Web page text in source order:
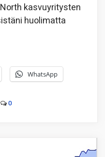
kasvuyritysten
huolimatta
WhatsApp
0